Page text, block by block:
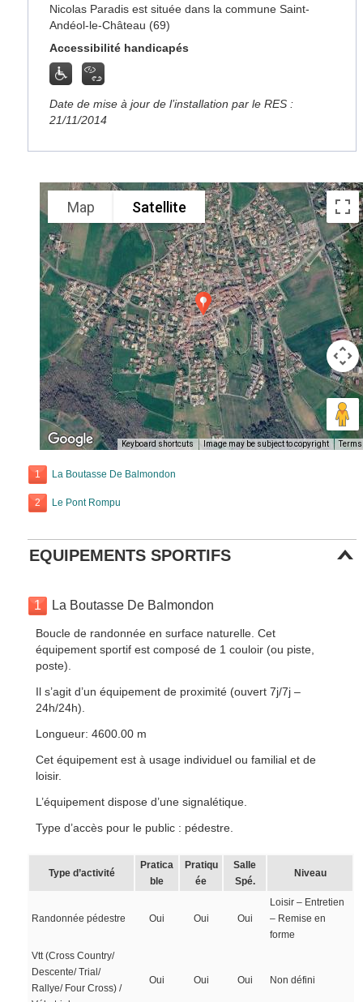
Nicolas Paradis est située dans la commune Saint-
Andéol-le-Château (69)
Accessibilité handicapés
Date de mise à jour de l’installation par le RES :
21/11/2014
Map Satellite
Keyboard shortcuts Image may be subject to copyright Terms
1 La Boutasse De Balmondon
2 Le Pont Rompu
EQUIPEMENTS SPORTIFS
1 La Boutasse De Balmondon
Boucle de randonnée en surface naturelle. Cet
équipement sportif est composé de 1 couloir (ou piste,
poste).
Il s’agit d’un équipement de proximité (ouvert 7j/7j –
24h/24h).
Longueur: 4600.00 m
Cet équipement est à usage individuel ou familial et de
loisir.
L’équipement dispose d’une signalétique.
Type d’accès pour le public : pédestre.
Type d’activité
Pratica
ble
Pratiqu
ée
Salle
Spé.
Niveau
Randonnée pédestre Oui Oui Oui
Loisir – Entretien
– Remise en
forme
Vtt (Cross Country/
Descente/ Trial/
Rallye/ Four Cross) /
Oui Oui Oui Non défini